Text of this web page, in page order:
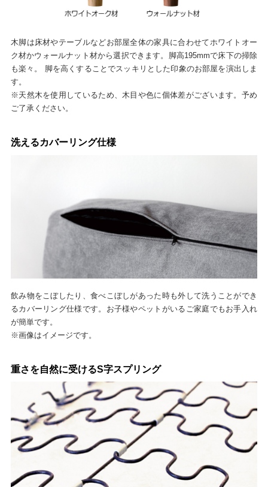
木脚は床材やテーブルなどお部屋全体の家具に合わせてホワイトオー
ク材かウォールナット材から選択できます。脚高195mmで床下の掃除
も楽々。 脚を高くすることでスッキリとした印象のお部屋を演出しま
す。
※天然木を使用しているため、木目や色に個体差がございます。予め
ご了承ください。
洗えるカバーリング仕様
飲み物をこぼしたり、食べこぼしがあった時も外して洗うことができ
るカバーリング仕様です。お子様やペットがいるご家庭でもお手入れ
が簡単です。
※画像はイメージです。
重さを自然に受けるS字スプリング